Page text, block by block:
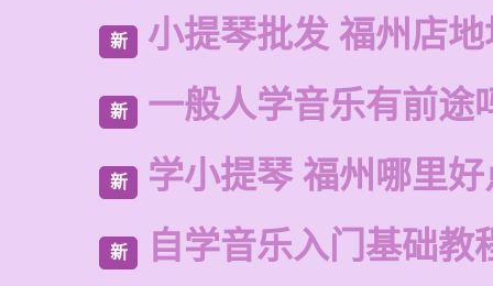
新 小提琴批发 福州店
新 一般人学音乐有前途
新 学小提琴 福州哪里
新 自学音乐入门基础教